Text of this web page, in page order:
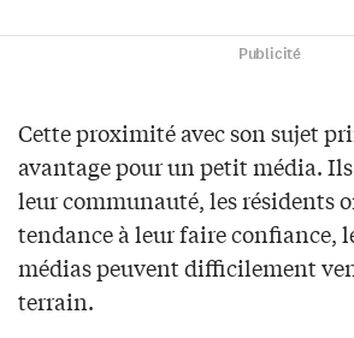
Publicité
Cette proximité avec son sujet
avantage pour un petit média.
leur communauté, les résidents
tendance à leur faire confiance,
médias peuvent difficilement
terrain.